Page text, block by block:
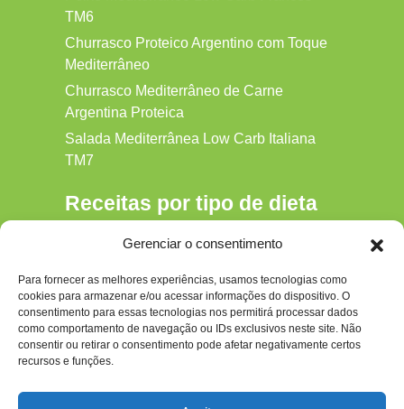
Gerenciar o consentimento
Para fornecer as melhores experiências, usamos tecnologias como
cookies para armazenar e/ou acessar informações do dispositivo. O
consentimento para essas tecnologias nos permitirá processar dados
como comportamento de navegação ou IDs exclusivos neste site. Não
consentir ou retirar o consentimento pode afetar negativamente certos
recursos e funções.
TM6
Churrasco Proteico Argentino com Toque
Mediterrâneo
Churrasco Mediterrâneo de Carne
Argentina Proteica
Salada Mediterrânea Low Carb Italiana
TM7
Receitas por tipo de dieta
Gluten‑free
Hipocalórica
Low Carb
Nenhum
Paleo